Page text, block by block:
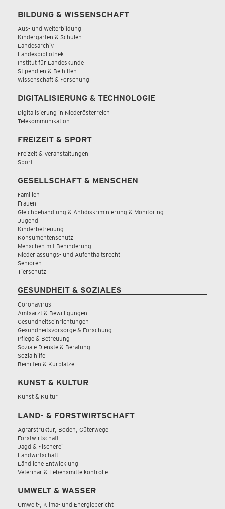
BILDUNG & WISSENSCHAFT
Aus- und Weiterbildung
Kindergärten & Schulen
Landesarchiv
Landesbibliothek
Institut für Landeskunde
Stipendien & Beihilfen
Wissenschaft & Forschung
DIGITALISIERUNG & TECHNOLOGIE
Digitalisierung in Niederösterreich
Telekommunikation
FREIZEIT & SPORT
Freizeit & Veranstaltungen
Sport
GESELLSCHAFT & MENSCHEN
Familien
Frauen
Gleichbehandlung & Antidiskriminierung & Monitoring
Jugend
Kinderbetreuung
Konsumentenschutz
Menschen mit Behinderung
Niederlassungs- und Aufenthaltsrecht
Senioren
Tierschutz
GESUNDHEIT & SOZIALES
Coronavirus
Amtsarzt & Bewilligungen
Gesundheitseinrichtungen
Gesundheitsvorsorge & Forschung
Pflege & Betreuung
Soziale Dienste & Beratung
Sozialhilfe
Beihilfen & Kurplätze
KUNST & KULTUR
Kunst & Kultur
LAND- & FORSTWIRTSCHAFT
Agrarstruktur, Boden, Güterwege
Forstwirtschaft
Jagd & Fischerei
Landwirtschaft
Ländliche Entwicklung
Veterinär & Lebensmittelkontrolle
UMWELT & WASSER
Umwelt-, Klima- und Energiebericht